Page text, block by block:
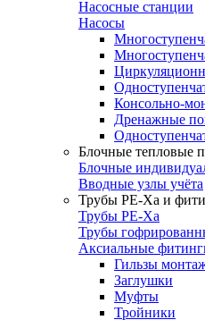
Насосные станции
Насосы
Консольно-
Дренажные
Блочные тепловые
Блочные
Вводные узлы учёта
Трубы РЕ-Ха и
Трубы РЕ-Ха
Трубы
Аксиальные
Гильзы
Заглушки
Муфты
Тройники